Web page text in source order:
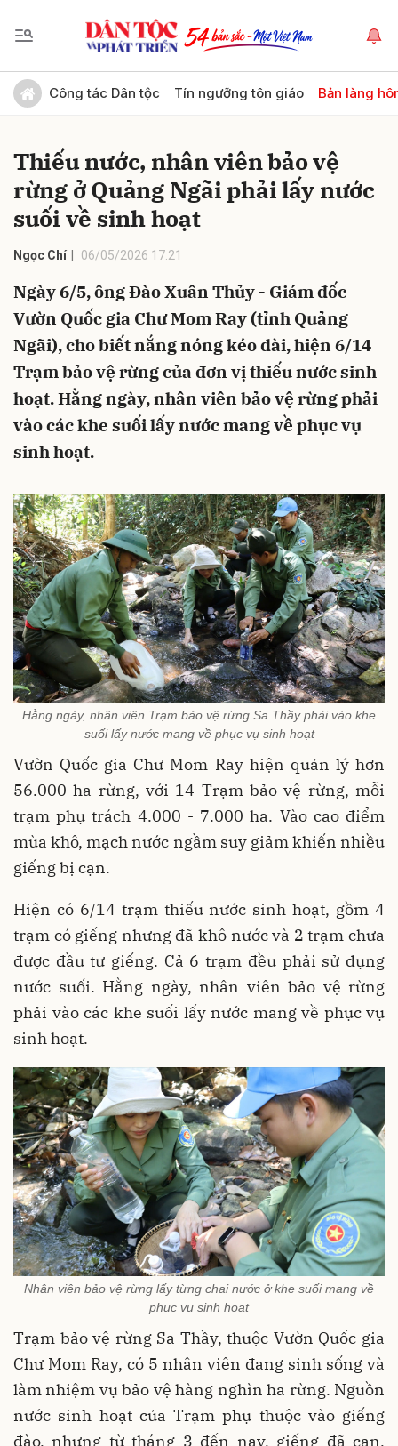
Công tác Dân tộc Tín ngưỡng tôn giáo Bản làng
Thiếu nước, nhân viên bảo vệ
rừng ở Quảng Ngãi phải lấy nước
suối về sinh hoạt
Ngọc Chí 06/05/2026 17:21
Ngày 6/5, ông Đào Xuân Thủy - Giám đốc
Vườn Quốc gia Chư Mom Ray (tỉnh Quảng
Ngãi), cho biết nắng nóng kéo dài, hiện 6/14
Trạm bảo vệ rừng của đơn vị thiếu nước sinh
hoạt. Hằng ngày, nhân viên bảo vệ rừng phải
vào các khe suối lấy nước mang về phục vụ
sinh hoạt.
Hằng ngày, nhân viên Trạm bảo vệ rừng Sa Thầy phải vào khe
suối lấy nước mang về phục vụ sinh hoạt
Vườn Quốc gia Chư Mom Ray hiện quản lý hơn
56.000 ha rừng, với 14 Trạm bảo vệ rừng, mỗi
trạm phụ trách 4.000 - 7.000 ha. Vào cao điểm
mùa khô, mạch nước ngầm suy giảm khiến nhiều
giếng bị cạn.
Hiện có 6/14 trạm thiếu nước sinh hoạt, gồm 4
trạm có giếng nhưng đã khô nước và 2 trạm chưa
được đầu tư giếng. Cả 6 trạm đều phải sử dụng
nước suối. Hằng ngày, nhân viên bảo vệ rừng
phải vào các khe suối lấy nước mang về phục vụ
sinh hoạt.
Nhân viên bảo vệ rừng lấy từng chai nước ở khe suối mang về
phục vụ sinh hoạt
Trạm bảo vệ rừng Sa Thầy, thuộc Vườn Quốc gia
Chư Mom Ray, có 5 nhân viên đang sinh sống và
làm nhiệm vụ bảo vệ hàng nghìn ha rừng. Nguồn
nước sinh hoạt của Trạm phụ thuộc vào giếng
đào, nhưng từ tháng 3 đến nay, giếng đã cạn,
Gửi bình luận